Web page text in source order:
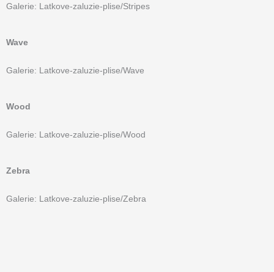
Galerie: Latkove-zaluzie-plise/Stripes
Wave
Galerie: Latkove-zaluzie-plise/Wave
Wood
Galerie: Latkove-zaluzie-plise/Wood
Zebra
Galerie: Latkove-zaluzie-plise/Zebra